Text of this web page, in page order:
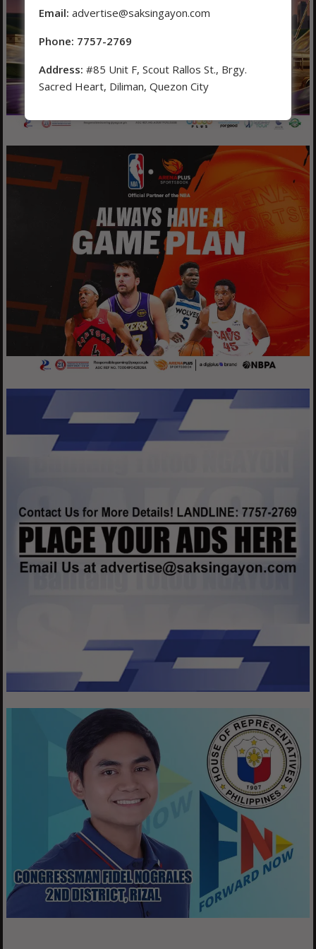
Email: advertise@saksingayon.com
Phone: 7757-2769
Address: #85 Unit F, Scout Rallos St., Brgy.
Sacred Heart, Diliman, Quezon City